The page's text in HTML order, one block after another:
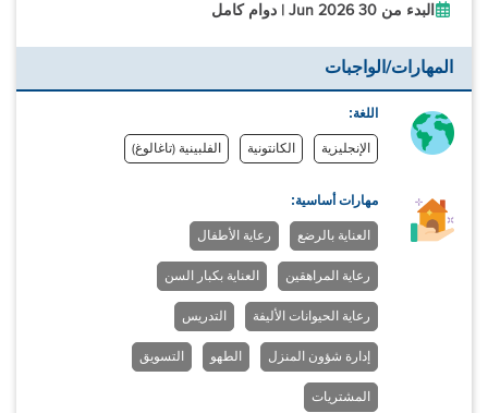
البدء من 30 Jun 2026 | دوام كامل
المهارات/الواجبات
اللغة:
الإنجليزية الكانتونية الفلبينية (تاغالوغ)
مهارات أساسية:
العناية بالرضع رعاية الأطفال
رعاية المراهقين العناية بكبار السن
رعاية الحيوانات الأليفة التدريس
إدارة شؤون المنزل الطهو التسويق
المشتريات